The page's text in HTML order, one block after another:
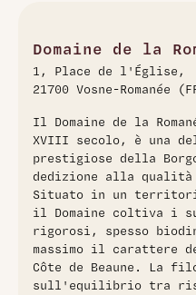
naso offre un bouquet
sentori di frutti neri, spezie,
tartufo, accompagnati da un
attacco testurizzato e un
esprime pienamente la
del produttore. Perfetto per
degustarlo tra il 2025 e il
Domaine de la
1, Place de l'Église,
21700 Vosne-Romanée
Il Domaine de la
XVIII secolo, è una
prestigiose della
dedizione alla
Situato in un
il Domaine coltiva i
rigorosi, spesso
massimo il carattere
Côte de Beaune. La
sull'equilibrio tra